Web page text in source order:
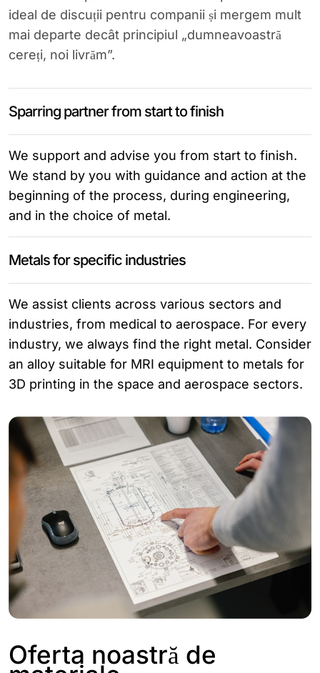
ideal de discuții pentru companii și mergem mult
mai departe decât principiul „dumneavoastră
cereți, noi livrăm”.
Sparring partner from start to finish
We support and advise you from start to finish.
We stand by you with guidance and action at the
beginning of the process, during engineering,
and in the choice of metal.
Metals for specific industries
We assist clients across various sectors and
industries, from medical to aerospace. For every
industry, we always find the right metal. Consider
an alloy suitable for MRI equipment to metals for
3D printing in the space and aerospace sectors.
Oferta noastră de